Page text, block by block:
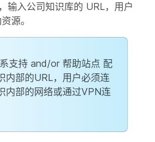
输入公司知识库的 URL，用户
源。
支持 and/or 帮助站点 配
内部的URL，用户必须连
内部的网络或通过VPN连